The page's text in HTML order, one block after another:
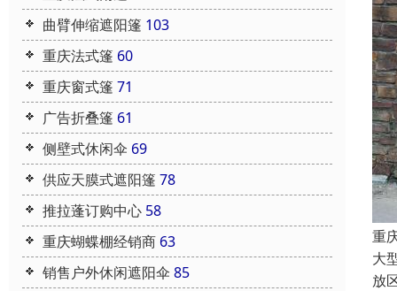
曲臂伸缩遮阳篷 103
重庆法式篷 60
重庆窗式篷 71
广告折叠篷 61
侧壁式休闲伞 69
供应天膜式遮阳篷 78
推拉蓬订购中心 58
重庆蝴蝶棚经销商 63
销售户外休闲遮阳伞 85
重
大
放